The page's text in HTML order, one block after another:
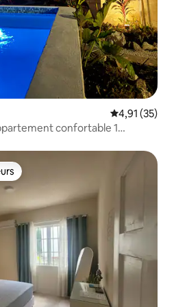
Évaluation
4,91 (35)
confortable 1
les plus appréciés